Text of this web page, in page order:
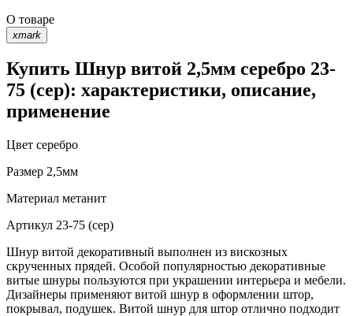
О товаре
xmark
Купить Шнур витой 2,5мм серебро 23-
75 (сер): характеристики, описание,
применение
Цвет серебро
Размер 2,5мм
Материал метанит
Артикул 23-75 (сер)
Шнур витой декоративный выполнен из вискозных
скрученных прядей. Особой популярностью декоративные
витые шнуры пользуются при украшении интерьера и мебели.
Дизайнеры применяют витой шнур в оформлении штор,
покрывал, подушек. Витой шнур для штор отлично подходит